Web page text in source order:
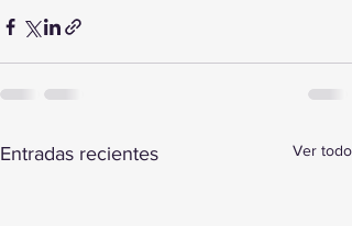
Entradas recientes Ver todo